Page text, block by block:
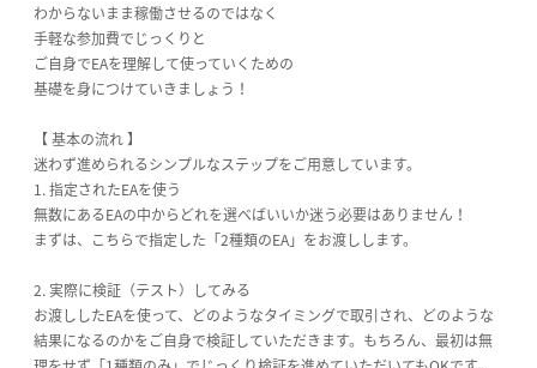
わからないまま稼働させるのではなく
手軽な参加費でじっくりと
ご自身でEAを理解して使っていくための
基礎を身につけていきましょう！
【 基本の流れ 】
迷わず進められるシンプルなステップをご用意しています。
1. 指定されたEAを使う
無数にあるEAの中からどれを選べばいいか迷う必要はありません！
まずは、こちらで指定した「2種類のEA」をお渡しします。
2. 実際に検証（テスト）してみる
お渡ししたEAを使って、どのようなタイミングで取引され、どのような
結果になるのかをご自身で検証していただきます。もちろん、最初は無